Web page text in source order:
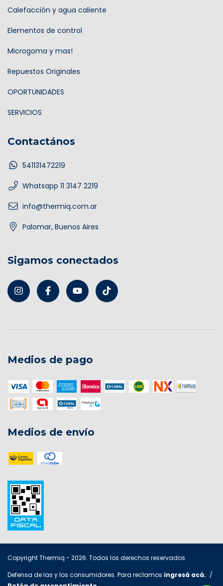
Calefacción y agua caliente
Elementos de control
Microgoma y mas!
Repuestos Originales
OPORTUNIDADES
SERVICIOS
Contactános
541131472219
Whatsapp 11 3147 2219
info@thermiq.com.ar
Palomar, Buenos Aires
Sigamos conectados
Medios de pago
Medios de envío
Copyright Thermiq - 2026. Todos los derechos reservados.
Defensa de las y los consumidores. Para reclamos ingresá acá. /